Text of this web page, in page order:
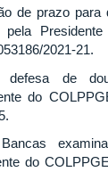
de prazo para
pela
2021-21.
defesa de
do
do